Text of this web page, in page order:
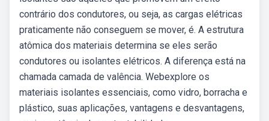
contrário dos condutores, ou seja, as cargas elétricas
praticamente não conseguem se mover, é. A estrutura
atômica dos materiais determina se eles serão
condutores ou isolantes elétricos. A diferença está na
chamada camada de valência. Webexplore os
materiais isolantes essenciais, como vidro, borracha e
plástico, suas aplicações, vantagens e desvantagens,